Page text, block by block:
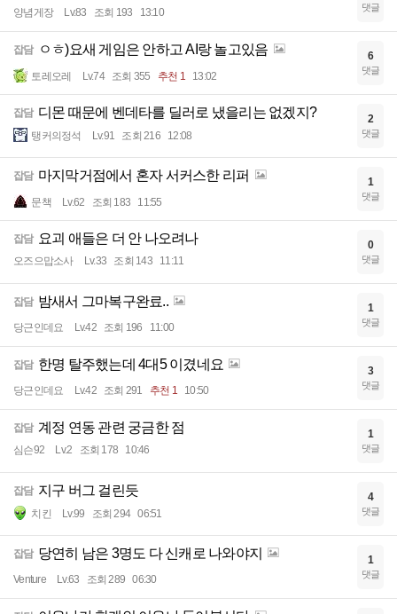
양념게장 Lv.83 조회 193 13:10 댓글
잡담 ㅇㅎ)요새 게임은 안하고 AI랑 놀고있음
토레오레 Lv.74 조회 355 추천 1 13:02
6
댓글
잡담 디몬 때문에 벤데타를 딜러로 냈을리는 없겠지?
탱커의정석 Lv.91 조회 216 12:08
2
댓글
잡담 마지막거점에서 혼자 서커스한 리퍼
문책 Lv.62 조회 183 11:55
1
댓글
잡담 요괴 애들은 더 안 나오려나
오즈으맙소사 Lv.33 조회 143 11:11
0
댓글
잡담 밤새서 그마복구완료..
당근인데요 Lv.42 조회 196 11:00
1
댓글
잡담 한명 탈주했는데 4대5 이겼네요
당근인데요 Lv.42 조회 291 추천 1 10:50
3
댓글
잡담 계정 연동 관련 궁금한 점
심슨92 Lv.2 조회 178 10:46
1
댓글
잡담 지구 버그 걸린듯
치킨 Lv.99 조회 294 06:51
4
댓글
잡담 당연히 남은 3명도 다 신캐로 나와야지
Venture Lv.63 조회 289 06:30
1
댓글